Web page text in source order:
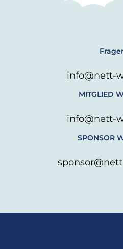
info@nett-
MITGLIED
info@nett-
SPONSOR